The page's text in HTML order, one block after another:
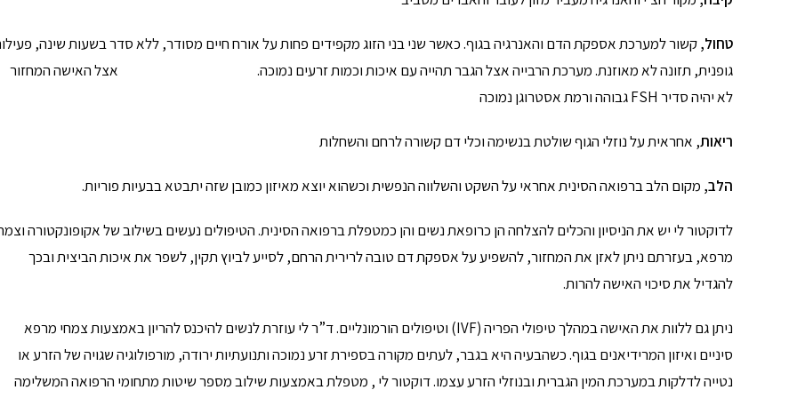
טחול,קשור למערכת אספקת הדם והאנרגיה בגוף. כאשר שני בני הזוג מקפידים פחות על אורח חיים מסודר, ללא סדר בשעות שינה,
גופנית, תזונה לא מאוזנת. מערכת הרבייה אצל הגבר תהייה עם איכות וכמות זרעים נמוכה. אצל האישה המחזור
לא יהיה סדיר FSH גבוהה ורמת אסטרוגן נמוכה
ריאות, אחראית על נוזלי הגוף שולטת בנשימה וכלי דם קשורה לרחם והשחלות
הלב, מקום הלב ברפואה הסינית אחראי על השקט והשלווה הנפשית וכשהוא יוצא מאיזון כמובן שזה יתבטא בבעיות פוריות.
לדוקטור לי יש את הניסיון והכלים להצלחה הן כרופאת נשים והן כמטפלת ברפואה הסינית. הטיפולים נעשים בשילוב של אקופונקטורה
מרפא, בעזרתם ניתן לאזן את המחזור, להשפיע על אספקת דם טובה לרירית הרחם, לסייע לביוץ תקין, לשפר את איכות הביצית ובכך
להגדיל את סיכוי האישה להרות.
ניתן גם ללוות את האישה במהלך טיפולי הפריה (IVF) וטיפולים הורמונליים. ד”ר לי עוזרת לנשים להיכנס להריון באמצעות צמחי מרפא
סיניים ואיזון המרידיאנים בגוף. כשהבעיה היא בגבר, לעתים מקורה בספירת זרע נמוכה ותנועתיות ירודה, מורפולוגיה שגויה של הזרע או
נטייה לדלקות במערכת המין הגברית ובנוזלי הזרע עצמו. דוקטור לי , מטפלת באמצעות שילוב מספר שיטות מתחומי הרפואה המשלימה